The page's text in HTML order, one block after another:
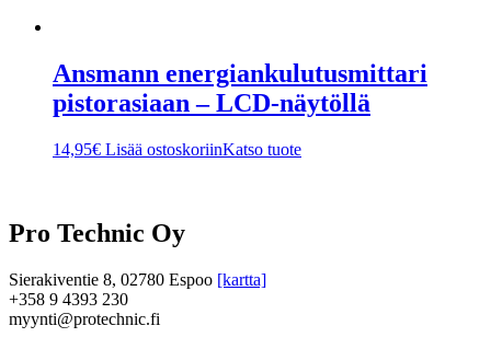
Ansmann energiankulutusmittari
pistorasiaan – LCD‑näytöllä
14,95€ Lisää ostoskoriinKatso tuote
Pro Technic Oy
Sierakiventie 8, 02780 Espoo [kartta]
+358 9 4393 230
myynti@protechnic.fi